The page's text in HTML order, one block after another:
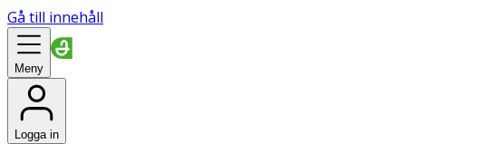
Gå till innehåll
Meny
Logga in